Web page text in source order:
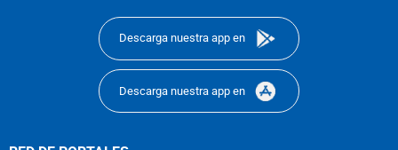
Descarga nuestra app en
Descarga nuestra app en